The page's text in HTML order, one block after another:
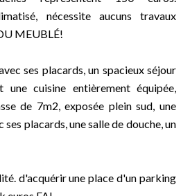
nécessite aucuns travaux
MEUBLÉ!
ses placards, un spacieux séjour
une cuisine entièrement équipée,
de 7m2, exposée plein sud, une
placards, une salle de douche, un
d'acquérir une place d'un parking